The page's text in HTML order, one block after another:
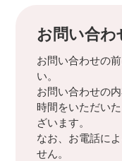
お問い合わ
お問い合わせの
い。
お問い合わせの
時間をいただい
ざいます。
なお、お電話に
せん。